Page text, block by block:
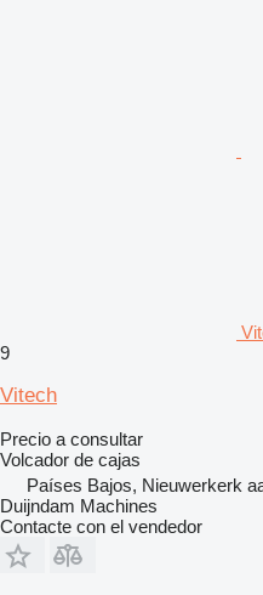
9
Vitech
Precio a consultar
Volcador de cajas
Países Bajos, Nieuwerkerk
Duijndam Machines
Contacte con el vendedor